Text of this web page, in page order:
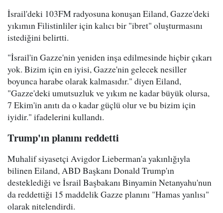
İsrail'deki 103FM radyosuna konuşan Eiland, Gazze'deki
yıkımın Filistinliler için kalıcı bir "ibret" oluşturmasını
istediğini belirtti.
"İsrail'in Gazze'nin yeniden inşa edilmesinde hiçbir çıkarı
yok. Bizim için en iyisi, Gazze'nin gelecek nesiller
boyunca harabe olarak kalmasıdır." diyen Eiland,
"Gazze'deki umutsuzluk ve yıkım ne kadar büyük olursa,
7 Ekim'in anıtı da o kadar güçlü olur ve bu bizim için
iyidir." ifadelerini kullandı.
Trump'ın planını reddetti
Muhalif siyasetçi Avigdor Lieberman'a yakınlığıyla
bilinen Eiland, ABD Başkanı Donald Trump'ın
desteklediği ve İsrail Başbakanı Binyamin Netanyahu'nun
da reddettiği 15 maddelik Gazze planını "Hamas yanlısı"
olarak nitelendirdi.